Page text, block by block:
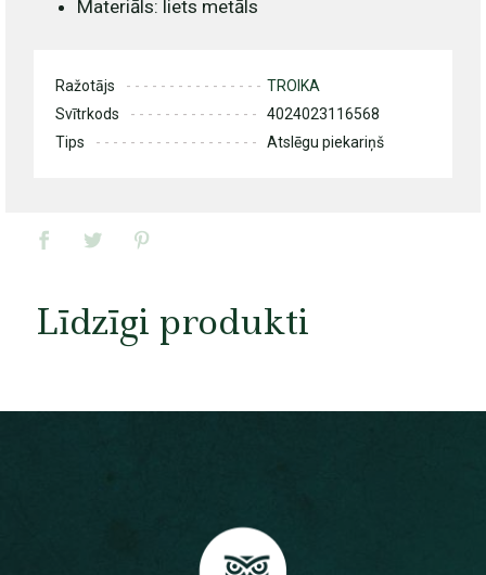
Materiāls: liets metāls
Ražotājs
TROIKA
Svītrkods
4024023116568
Tips
Atslēgu piekariņš
Līdzīgi produkti